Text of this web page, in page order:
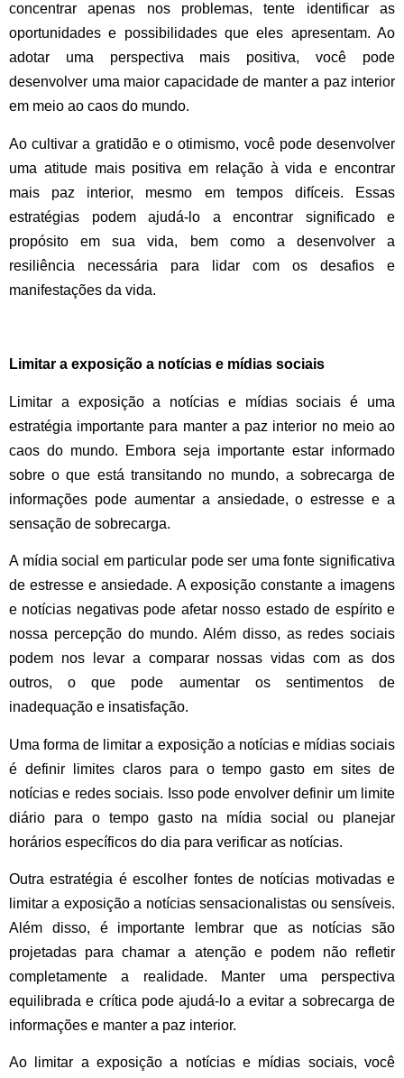
concentrar apenas nos problemas, tente identificar as
oportunidades e possibilidades que eles apresentam. Ao
adotar uma perspectiva mais positiva, você pode
desenvolver uma maior capacidade de manter a paz interior
em meio ao caos do mundo.
Ao cultivar a gratidão e o otimismo, você pode desenvolver
uma atitude mais positiva em relação à vida e encontrar
mais paz interior, mesmo em tempos difíceis. Essas
estratégias podem ajudá-lo a encontrar significado e
propósito em sua vida, bem como a desenvolver a
resiliência necessária para lidar com os desafios e
manifestações da vida.
Limitar a exposição a notícias e mídias sociais
Limitar a exposição a notícias e mídias sociais é uma
estratégia importante para manter a paz interior no meio ao
caos do mundo. Embora seja importante estar informado
sobre o que está transitando no mundo, a sobrecarga de
informações pode aumentar a ansiedade, o estresse e a
sensação de sobrecarga.
A mídia social em particular pode ser uma fonte significativa
de estresse e ansiedade. A exposição constante a imagens
e notícias negativas pode afetar nosso estado de espírito e
nossa percepção do mundo. Além disso, as redes sociais
podem nos levar a comparar nossas vidas com as dos
outros, o que pode aumentar os sentimentos de
inadequação e insatisfação.
Uma forma de limitar a exposição a notícias e mídias sociais
é definir limites claros para o tempo gasto em sites de
notícias e redes sociais. Isso pode envolver definir um limite
diário para o tempo gasto na mídia social ou planejar
horários específicos do dia para verificar as notícias.
Outra estratégia é escolher fontes de notícias motivadas e
limitar a exposição a notícias sensacionalistas ou sensíveis.
Além disso, é importante lembrar que as notícias são
projetadas para chamar a atenção e podem não refletir
completamente a realidade. Manter uma perspectiva
equilibrada e crítica pode ajudá-lo a evitar a sobrecarga de
informações e manter a paz interior.
Ao limitar a exposição a notícias e mídias sociais, você